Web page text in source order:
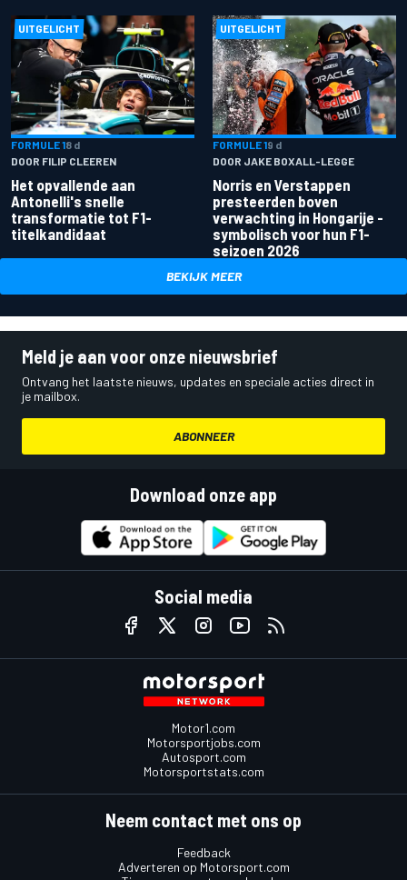
UITGELICHT
FORMULE 18 d
DOOR FILIP CLEEREN
Het opvallende aan
Antonelli's snelle
transformatie tot F1-
titelkandidaat
UITGELICHT
FORMULE 19 d
DOOR JAKE BOXALL-LEGGE
Norris en Verstappen
presteerden boven
verwachting in Hongarije -
symbolisch voor hun F1-
seizoen 2026
BEKIJK MEER
Meld je aan voor onze nieuwsbrief
Ontvang het laatste nieuws, updates en speciale acties direct in
je mailbox.
ABONNEER
Download onze app
Social media
Motor1.com
Motorsportjobs.com
Autosport.com
Motorsportstats.com
Neem contact met ons op
Feedback
Adverteren op Motorsport.com